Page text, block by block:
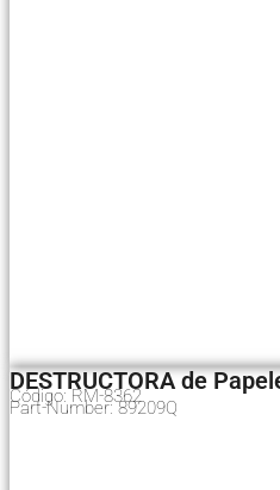
DESTRUCTORA de
Código: RM-8362
Part-Number: 89209Q